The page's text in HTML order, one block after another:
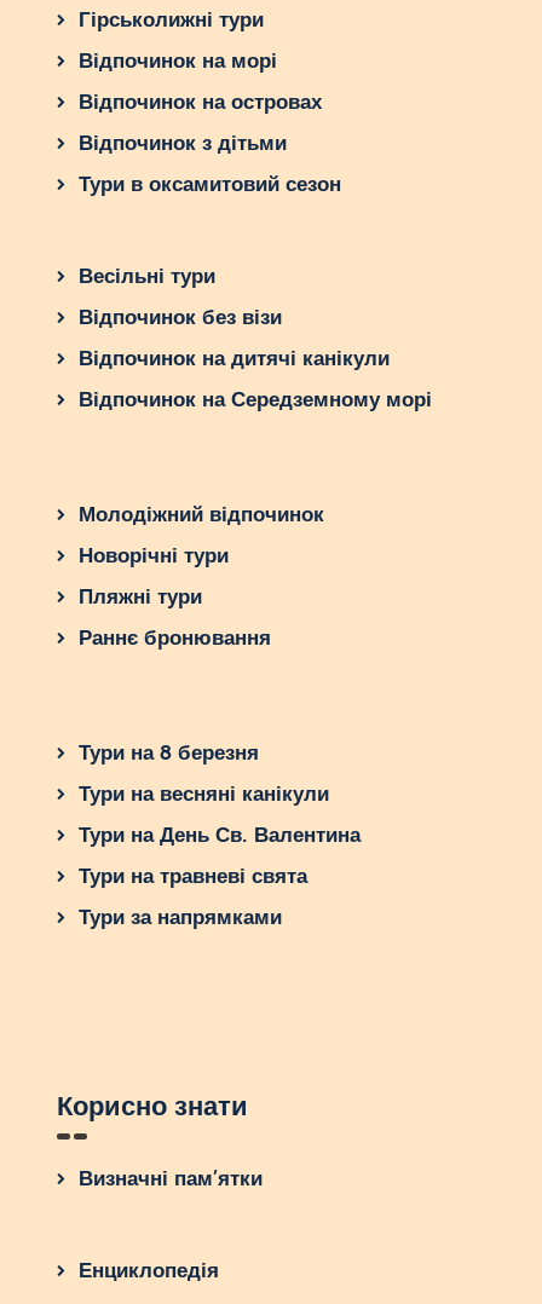
Гірськолижні тури
Відпочинок на морі
Відпочинок на островах
Відпочинок з дітьми
Тури в оксамитовий сезон
Весільні тури
Відпочинок без візи
Відпочинок на дитячі канікули
Відпочинок на Середземному морі
Молодіжний відпочинок
Новорічні тури
Пляжні тури
Раннє бронювання
Тури на 8 березня
Тури на весняні канікули
Тури на День Св. Валентина
Тури на травневі свята
Тури за напрямками
Корисно знати
Визначні пам’ятки
Енциклопедія